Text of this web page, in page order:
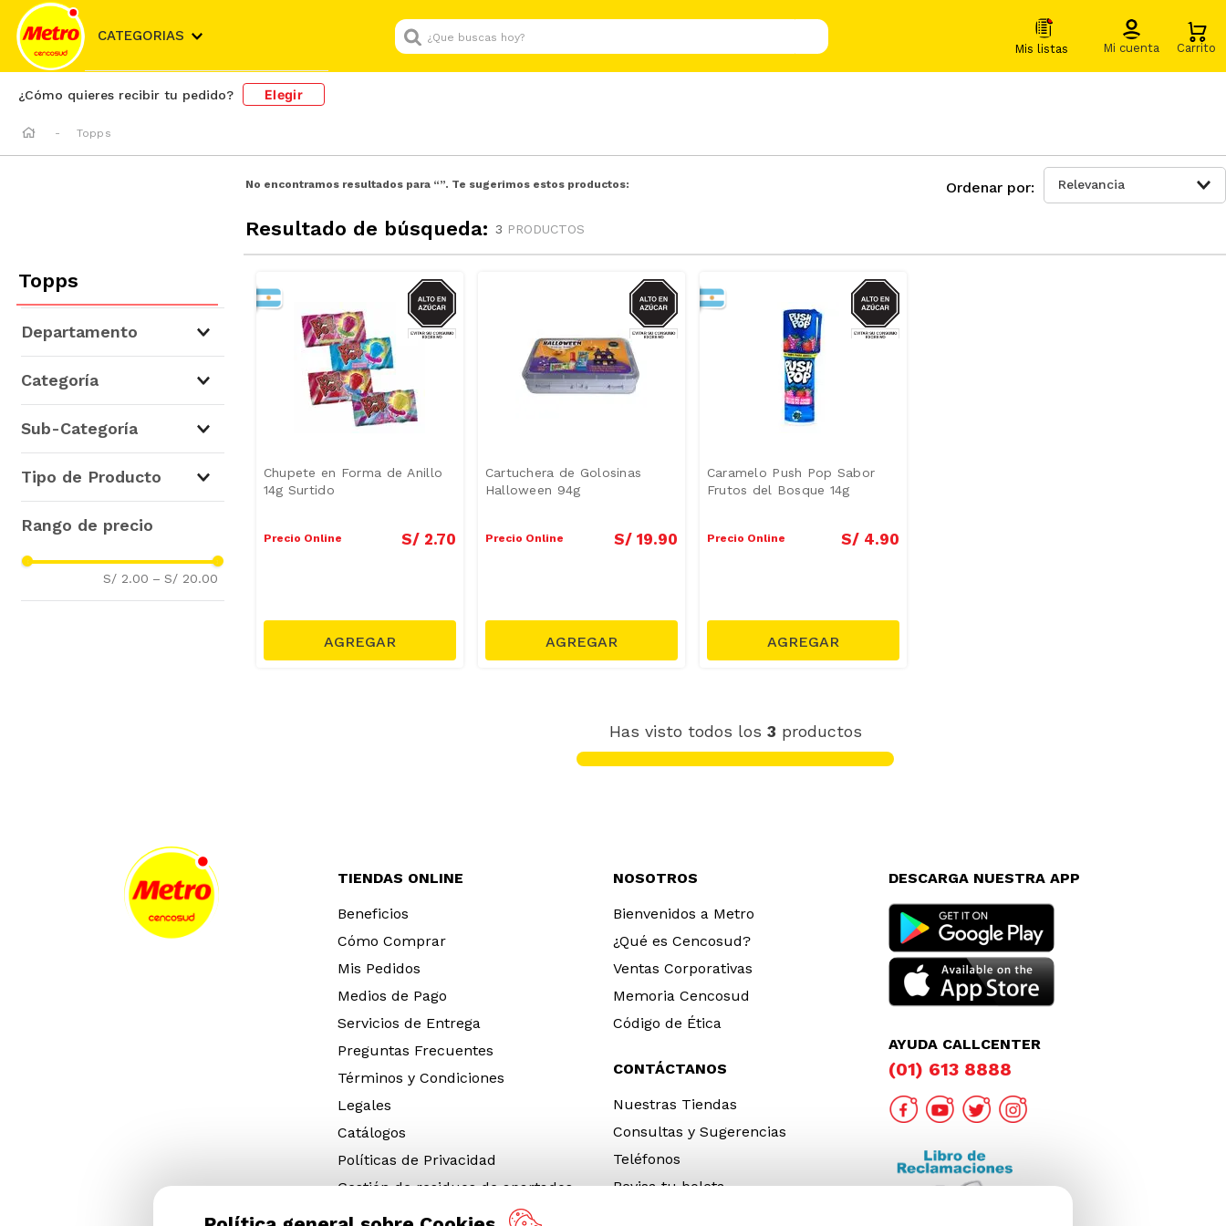
CATEGORIAS
¿Que buscas hoy?
¿Cómo quieres recibir tu pedido? Elegir
Topps
No encontramos resultados para “”. Te sugerimos estos productos:
Resultado de búsqueda: 3 PRODUCTOS
Relevancia
Topps
Departamento
Categoría
(3
Sub-Categoría
Lentejitas (3)
Tipo de Producto
Caramelos y Masticables
S/ 2.00 – S/ 20.00
AZUCAR
Chupete en Forma de Anillo
14g Surtido
Precio Online S/ 2.70
AZUCAR
Cartuchera de Golosinas
Halloween 94g
Precio Online S/ 19.90
AZUCAR
Caramelo Push Pop Sabor
Frutos del Bosque 14g
Precio Online S/ 4.90
Has visto todos los 3 productos
TIENDAS ONLINE
Beneficios
Cómo Comprar
Mis Pedidos
Medios de Pago
Servicios de Entrega
Preguntas Frecuentes
Términos y Condiciones
Legales
Catálogos
Políticas de Privacidad
Gestión de residuos de apartados
NOSOTROS
Bienvenidos a Metro
¿Qué es Cencosud?
Ventas Corporativas
Memoria Cencosud
Código de Ética
CONTÁCTANOS
Nuestras Tiendas
Consultas y Sugerencias
Teléfonos
Revisa tu boleta
DESCARGA NUESTRA APP
AYUDA CALLCENTER
(01) 613 8888